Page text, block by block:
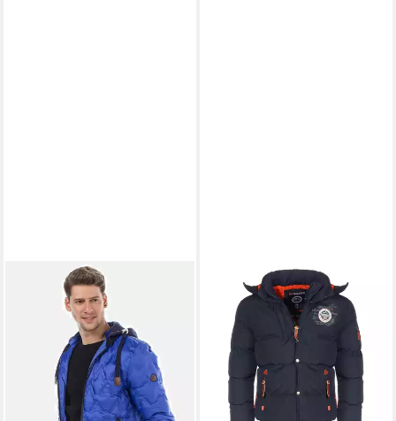
CIPO & BAXXSteppjacke
Jacke in Regular-Fit, CM152
UVP79,99 €